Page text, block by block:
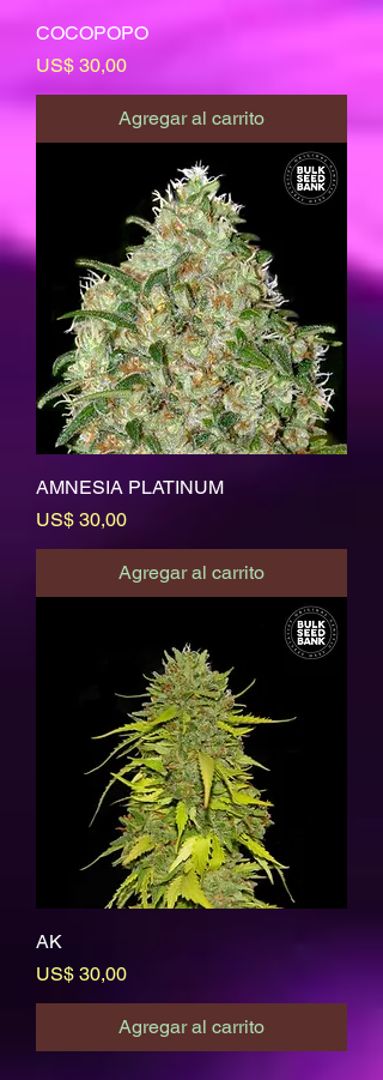
COCOPOPO
Precio
US$ 30,00
Agregar al carrito
AMNESIA PLATINUM
Precio
US$ 30,00
Agregar al carrito
AK
Precio
US$ 30,00
Agregar al carrito